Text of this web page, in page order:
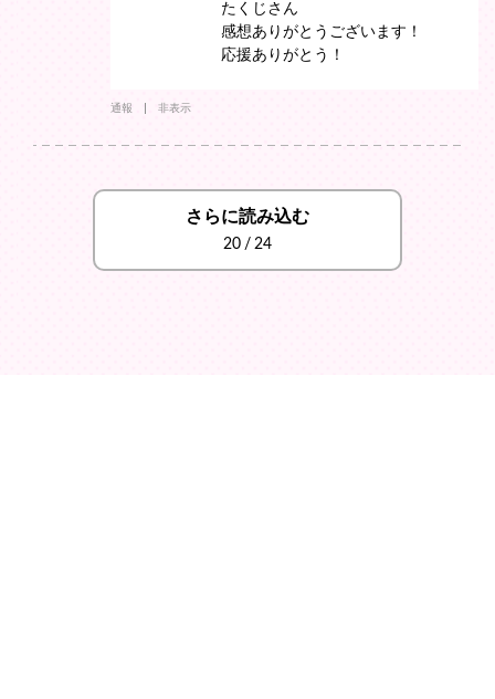
たくじさん
感想ありがとうございます！
応援ありがとう！
通報 非表示
さらに読み込む
20 / 24